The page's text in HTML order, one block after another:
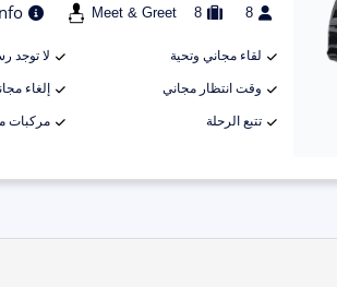
8
8
Meet & Greet
لقاء مجاني وتحية لا توجد
وقت انتظار مجاني إلغاء مجاني
تتبع الرحلة مركبات